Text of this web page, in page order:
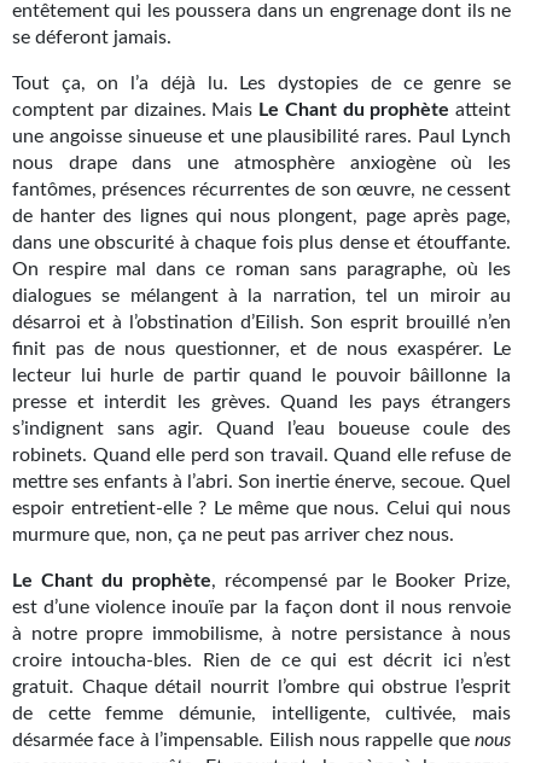
Livres audio
Gratuit
Sans DRM
BIFROST
Tous les numéros
En numérique
S'abonner
Les critiques
Le blog
Le prix des lecteurs
GOODIES
Goodies Gotland
Tirages d’art Une Heure-Lumière
PLUS
À paraître
entêtement qui les poussera dans un engrenage dont ils ne
se déferont jamais.
Tout ça, on l’a déjà lu. Les dystopies de ce genre se
comptent par dizaines. Mais Le Chant du prophète atteint
une angoisse sinueuse et une plausibilité rares. Paul Lynch
nous drape dans une atmosphère anxiogène où les
fantômes, présences récurrentes de son œuvre, ne cessent
de hanter des lignes qui nous plongent, page après page,
dans une obscurité à chaque fois plus dense et étouffante.
On respire mal dans ce roman sans paragraphe, où les
dialogues se mélangent à la narration, tel un miroir au
désarroi et à l’obstination d’Eilish. Son esprit brouillé n’en
finit pas de nous questionner, et de nous exaspérer. Le
lecteur lui hurle de partir quand le pouvoir bâillonne la
presse et interdit les grèves. Quand les pays étrangers
s’indignent sans agir. Quand l’eau boueuse coule des
robinets. Quand elle perd son travail. Quand elle refuse de
mettre ses enfants à l’abri. Son inertie énerve, secoue. Quel
espoir entretient-elle ? Le même que nous. Celui qui nous
murmure que, non, ça ne peut pas arriver chez nous.
Le Chant du prophète, récompensé par le Booker Prize,
est d’une violence inouïe par la façon dont il nous renvoie
à notre propre immobilisme, à notre persistance à nous
croire intoucha-bles. Rien de ce qui est décrit ici n’est
gratuit. Chaque détail nourrit l’ombre qui obstrue l’esprit
de cette femme démunie, intelligente, cultivée, mais
désarmée face à l’impensable. Eilish nous rappelle que nous